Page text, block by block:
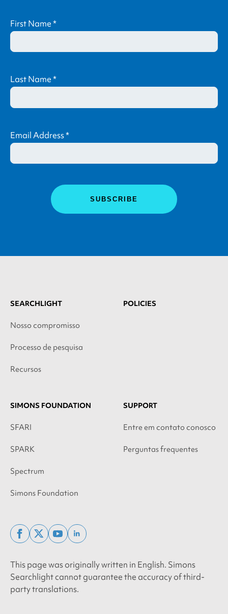
First Name*
Last Name*
Email Address*
SEARCHLIGHT
Nosso compromisso
Processo de pesquisa
Recursos
POLICIES
SIMONS FOUNDATION
SFARI
SPARK
Spectrum
Simons Foundation
SUPPORT
Entre em contato conosco
Perguntas frequentes
facebook
x
youtubelinkedin
This page was originally written in English. Simons
Searchlight cannot guarantee the accuracy of third-
party translations.